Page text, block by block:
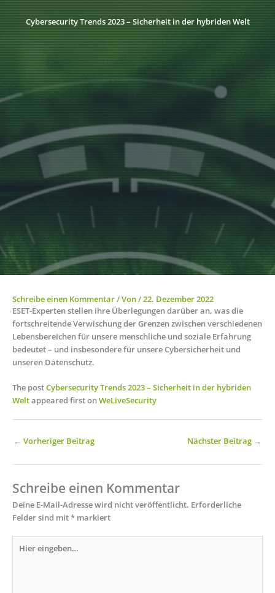
Cybersecurity Trends 2023 – Sicherheit in der hybriden Welt
Schreibe einen Kommentar/ Von/22. Dezember 2022
ESET-Experten stellen ihre Überlegungen darüber an, was die
fortschreitende Verwischung der Grenzen zwischen verschiedenen
Lebensbereichen für unsere menschliche und soziale Erfahrung
bedeutet – und insbesondere für unsere Cybersicherheit und
unseren Datenschutz.
The postCybersecurity Trends 2023 – Sicherheit in der hybriden
Weltappeared first onWeLiveSecurity
← Vorheriger Beitrag Nächster Beitrag →
Schreibe einen Kommentar
Deine E-Mail-Adresse wird nicht veröffentlicht. Erforderliche
Felder sind mit* markiert
eingeben…